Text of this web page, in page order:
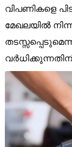
Technology
Religion
Web Story
Photo
Short Videos
വിപണികളെ
മേഖലയിൽ